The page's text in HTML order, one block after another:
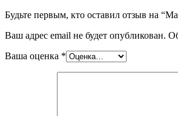
Будьте первым, кто оставил отзыв на
Ваш адрес email не будет опубликован.
Ваша оценка *